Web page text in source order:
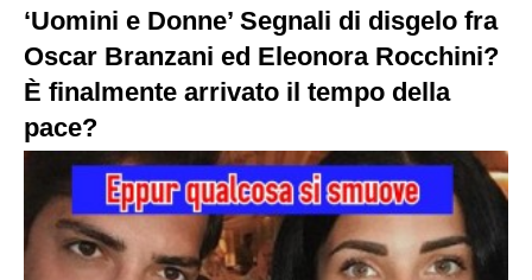
‘Uomini e Donne’ Segnali di disgelo fra
Oscar Branzani ed Eleonora Rocchini?
È finalmente arrivato il tempo della
pace?